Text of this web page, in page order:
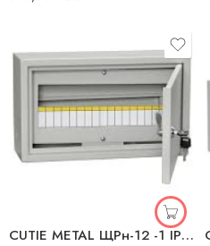
CUTIE METAL ЩРн-12 -1 IP31 IEK